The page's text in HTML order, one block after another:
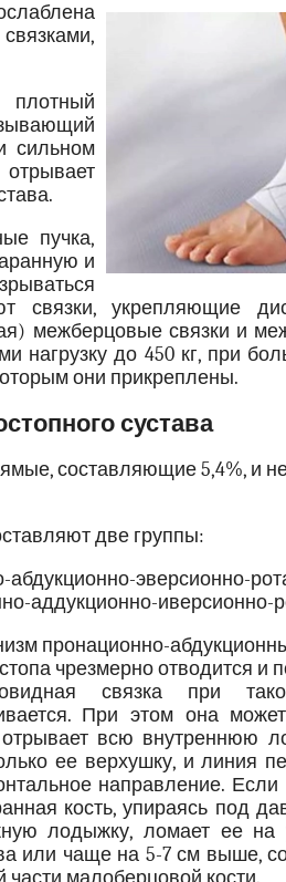
сильном
пучка,
и
связки, укрепляющие
межберцовые связки и
нагрузку до 450 кг, при
они прикреплены.
сустава
составляющие 5,4%, и
две группы:
эверсионно-
аддукционно-иверсионно-
пронационно-
чрезмерно отводится и
связка при
При этом она
всю внутреннюю
ее верхушку, и линия
направление.
кость, упираясь под
лодыжку, ломает ее на
или чаще на 5-7 см выше,